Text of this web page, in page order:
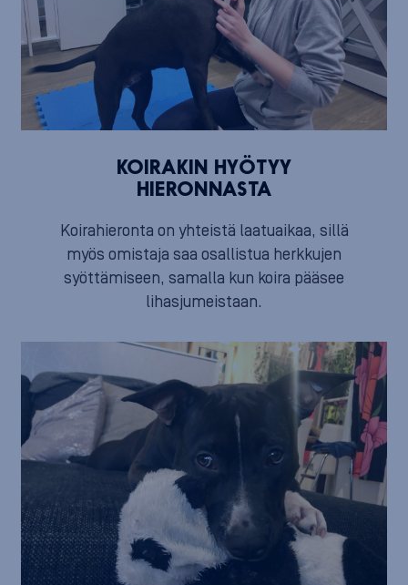
KOIRAKIN HYÖTYY
HIERONNASTA
Koirahieronta on yhteistä laatuaikaa, sillä
myös omistaja saa osallistua herkkujen
syöttämiseen, samalla kun koira pääsee
lihasjumeistaan.